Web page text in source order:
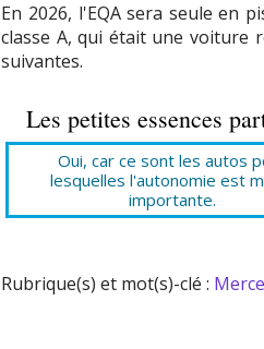
En 2026, l'EQA sera seule en
classe A, qui était une voiture
suivantes.
Les petites essences
Oui, car ce sont les autos
lesquelles l'autonomie est
importante.
Rubrique(s) et mot(s)-clé :